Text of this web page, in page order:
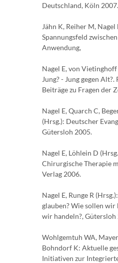
Deutschland, Köln 2007.
Jähn K, Reiher M,
Spannungsfeld
Anwendung,
Nagel E, von Vietinghoff
Jung? - Jung gegen
Beiträge zu Fragen der
Nagel E, Quarch C,
(Hrsg.): Deutscher
Gütersloh 2005.
Nagel E, Löhlein D
Chirurgische Therapie
Verlag 2006.
Nagel E, Runge R
glauben? Wie sollen wir
wir handeln?, Gütersloh
Wohlgemtuh WA, Mayer
Bohndorf K: Aktuelle
Initiativen zur